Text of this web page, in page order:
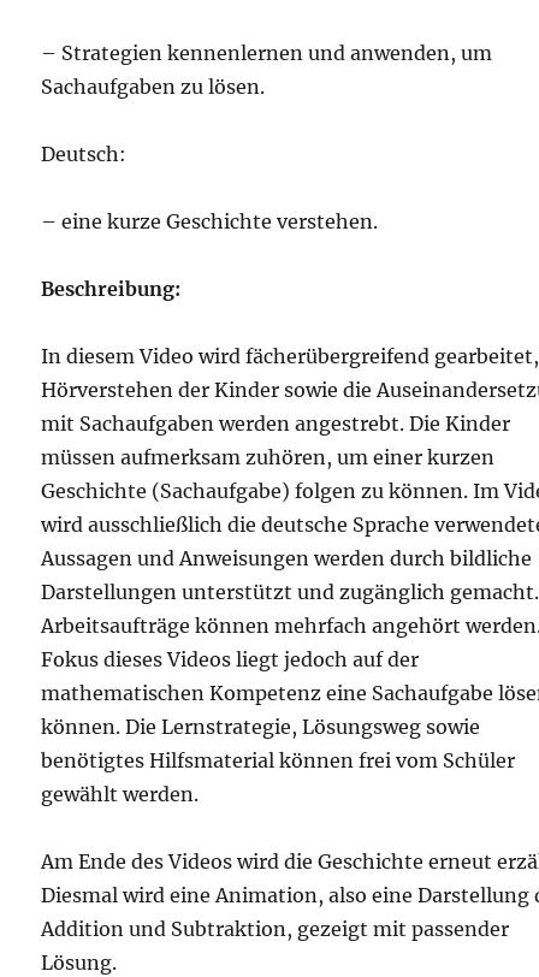
– Strategien kennenlernen und anwenden, um
Sachaufgaben zu lösen.
Deutsch:
– eine kurze Geschichte verstehen.
Beschreibung:
In diesem Video wird fächerübergreifend
Hörverstehen der Kinder sowie die
mit Sachaufgaben werden angestrebt. Die Kinder
müssen aufmerksam zuhören, um einer kurzen
Geschichte (Sachaufgabe) folgen zu können. Im
wird ausschließlich die deutsche Sprache
Aussagen und Anweisungen werden durch bildliche
Darstellungen unterstützt und zugänglich gemacht.
Arbeitsaufträge können mehrfach angehört
Fokus dieses Videos liegt jedoch auf der
mathematischen Kompetenz eine Sachaufgabe
können. Die Lernstrategie, Lösungsweg sowie
benötigtes Hilfsmaterial können frei vom Schüler
gewählt werden.
Am Ende des Videos wird die Geschichte erneut
Diesmal wird eine Animation, also eine Darstellung
Addition und Subtraktion, gezeigt mit passender
Lösung.